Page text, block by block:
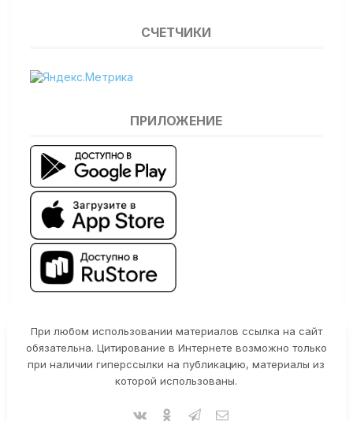
СЧЕТЧИКИ
ПРИЛОЖЕНИЕ
При любом использовании материалов ссылка на сайт
обязательна. Цитирование в Интернете возможно только
при наличии гиперссылки на публикацию, материалы из
которой использованы.